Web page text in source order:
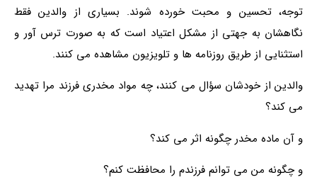
توجه، تحسین و محبت خورده شوند. بسیاری از والدین فقط
نگاهشان به جهتی از مشکل اعتیاد است که به صورت ترس آور و
استثنایی از طریق روزنامه ها و تلویزیون مشاهده می کنند.
والدین از خودشان سؤال می کنند، چه مواد مخدری فرزند مرا تهدید
می کند؟
و آن ماده مخدر چگونه اثر می کند؟
و چگونه من می توانم فرزندم را محافظت کنم؟